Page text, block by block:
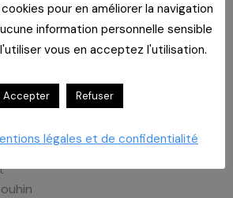
et
pour en améliorer la navigation
information personnelle sensible
vous en acceptez l'utilisation.
Accepter Refuser
légales et de confidentialité